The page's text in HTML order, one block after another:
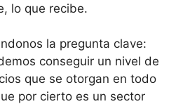
lo que recibe.
la pregunta clave:
conseguir un nivel de
que se otorgan en todo
por cierto es un sector